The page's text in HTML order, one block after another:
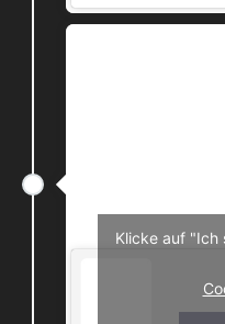
Klicke auf "Ich